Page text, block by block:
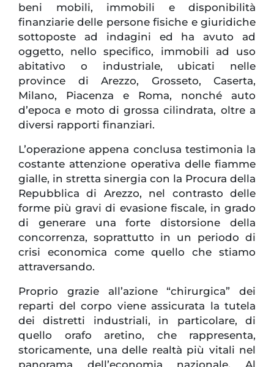
beni mobili, immobili e disponibilità
finanziarie delle persone fisiche e giuridiche
sottoposte ad indagini ed ha avuto ad
oggetto, nello specifico, immobili ad uso
abitativo o industriale, ubicati nelle
province di Arezzo, Grosseto, Caserta,
Milano, Piacenza e Roma, nonché auto
d’epoca e moto di grossa cilindrata, oltre a
diversi rapporti finanziari.
L’operazione appena conclusa testimonia la
costante attenzione operativa delle fiamme
gialle, in stretta sinergia con la Procura della
Repubblica di Arezzo, nel contrasto delle
forme più gravi di evasione fiscale, in grado
di generare una forte distorsione della
concorrenza, soprattutto in un periodo di
crisi economica come quello che stiamo
attraversando.
Proprio grazie all’azione “chirurgica” dei
reparti del corpo viene assicurata la tutela
dei distretti industriali, in particolare, di
quello orafo aretino, che rappresenta,
storicamente, una delle realtà più vitali nel